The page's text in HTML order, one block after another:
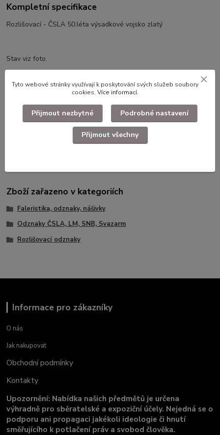
Kompletní specifikace
Rozlišovací - ČSLA 50.léta výsadkové vojsko zlatý
Stav viz foto.
Použité dlouhodobě skladované zboží. Foto konkretního
kusu.
Zboží zařazeno v kategoriích
Faleristika, odznaky, nášivky
Odznaky ČSLA, LM, SNB, Svazarm
Rozlišovací odznaky
Informace pro zákazníky
O nás
Jak nakupovat
Obchodní podmínky
Kontakty
Upozornění: Nabídka našich předmětů je určena
výhradně pro sběratelské a expoziční účely. Nejedná se o
podporu ani propagaci jakékoli ideologie či hnutí
směřujícího k potlačení práv a svobod člověka.
Tyto webové stránky využívají k poskytování svých služeb soubory
cookies. Více informací.
Přijmout nezbytné Podrobné nastavení
Přijmout všechny